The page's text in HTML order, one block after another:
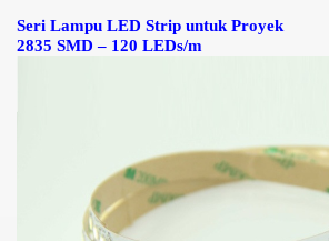
Seri Lampu LED Strip untuk Proyek
2835 SMD – 120 LEDs/m